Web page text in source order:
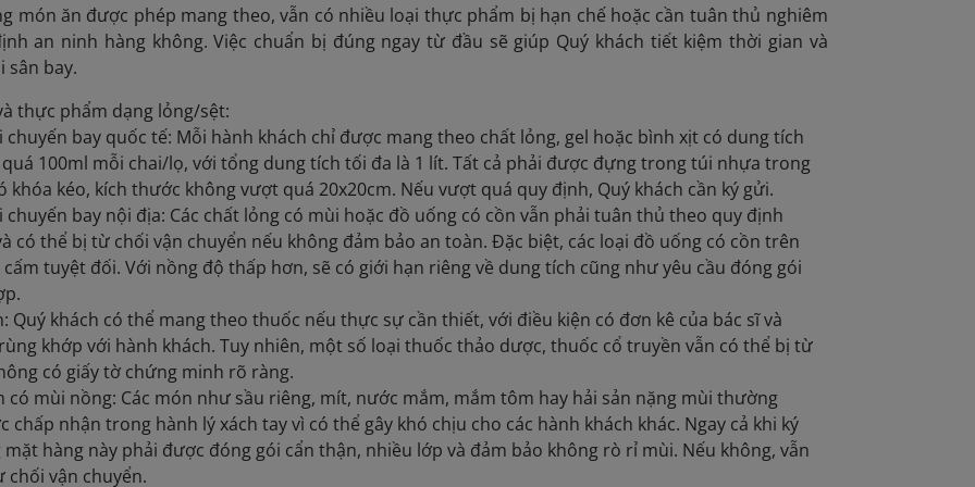
món ăn được phép mang theo, vẫn có nhiều loại thực phẩm bị hạn chế hoặc cần tuân thủ nghiêm
an ninh hàng không. Việc chuẩn bị đúng ngay từ đầu sẽ giúp Quý khách tiết kiệm thời gian và
sân bay.
thực phẩm dạng lỏng/sệt:
chuyến bay quốc tế: Mỗi hành khách chỉ được mang theo chất lỏng, gel hoặc bình xịt có dung tích
100ml mỗi chai/lọ, với tổng dung tích tối đa là 1 lít. Tất cả phải được đựng trong túi nhựa trong
khóa kéo, kích thước không vượt quá 20x20cm. Nếu vượt quá quy định, Quý khách cần ký gửi.
chuyến bay nội địa: Các chất lỏng có mùi hoặc đồ uống có cồn vẫn phải tuân thủ theo quy định
có thể bị từ chối vận chuyển nếu không đảm bảo an toàn. Đặc biệt, các loại đồ uống có cồn trên
cấm tuyệt đối. Với nồng độ thấp hơn, sẽ có giới hạn riêng về dung tích cũng như yêu cầu đóng gói
Quý khách có thể mang theo thuốc nếu thực sự cần thiết, với điều kiện có đơn kê của bác sĩ và
khớp với hành khách. Tuy nhiên, một số loại thuốc thảo dược, thuốc cổ truyền vẫn có thể bị từ
có giấy tờ chứng minh rõ ràng.
có mùi nồng: Các món như sầu riêng, mít, nước mắm, mắm tôm hay hải sản nặng mùi thường
chấp nhận trong hành lý xách tay vì có thể gây khó chịu cho các hành khách khác. Ngay cả khi ký
hàng này phải được đóng gói cẩn thận, nhiều lớp và đảm bảo không rò rỉ mùi. Nếu không, vẫn
chối vận chuyển.